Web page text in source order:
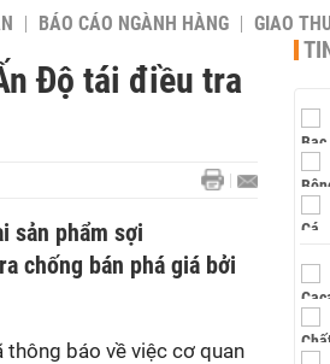
BÁO CÁO NGÀNH HÀNG GIAO
Độ tái điều tra
sản phẩm sợi
chống bán phá giá bởi
thông báo về việc cơ quan